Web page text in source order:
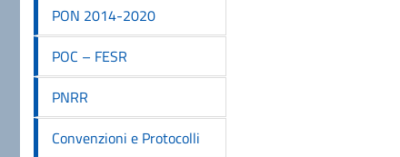
PON 2014-2020
POC – FESR
PNRR
Convenzioni e Protocolli